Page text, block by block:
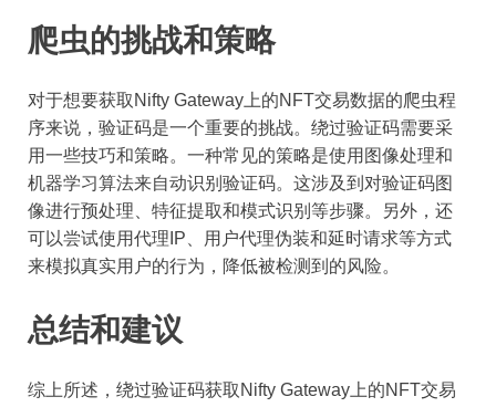
爬虫的挑战和策略
对于想要获取Nifty Gateway上的NFT交易数据的爬虫程
序来说，验证码是一个重要的挑战。绕过验证码需要采
用一些技巧和策略。一种常见的策略是使用图像处理和
机器学习算法来自动识别验证码。这涉及到对验证码图
像进行预处理、特征提取和模式识别等步骤。另外，还
可以尝试使用代理IP、用户代理伪装和延时请求等方式
来模拟真实用户的行为，降低被检测到的风险。
总结和建议
综上所述，绕过验证码获取Nifty Gateway上的NFT交易